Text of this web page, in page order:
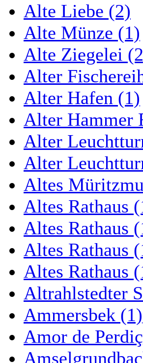
Alte Liebe (2)
Alte Münze (1)
Alte Ziegelei
Alter
Alter Hafen (1)
Alter Hammer
Alter
Alter
Altes
Altes Rathaus
Altes Rathaus
Altes Rathaus
Altes Rathaus
Altrahlstedter
Ammersbek (1)
Amor de